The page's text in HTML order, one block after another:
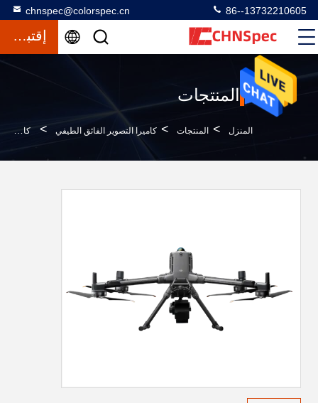
chnspec@colorspec.cn 86--13732210605
إقتباس
المنتجات
المنزل > المنتجات > كاميرا التصوير الفائق الطيفي > كاميرا التصوير الفائقة الطيفية للكشف المتقدم عن تسرب النفط مع CHNSpec FS-60